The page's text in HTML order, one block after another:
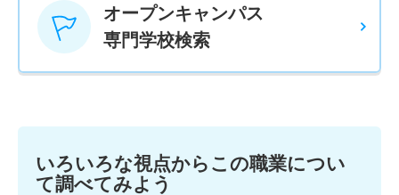
オープンキャンパス
専門学校検索
いろいろな視点からこの職業につい
て調べてみよう